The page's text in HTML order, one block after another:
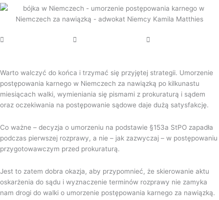
Warto walczyć do końca i trzymać się przyjętej strategii. Umorzenie
postępowania karnego w Niemczech za nawiązką po kilkunastu
miesiącach walki, wymieniania się pismami z prokuraturą i sądem
oraz oczekiwania na postępowanie sądowe daje dużą satysfakcję.
Co ważne – decyzja o umorzeniu na podstawie §153a StPO zapadła
podczas pierwszej rozprawy, a nie – jak zazwyczaj – w postępowaniu
przygotowawczym przed prokuraturą.
Jest to zatem dobra okazja, aby przypomnieć, że skierowanie aktu
oskarżenia do sądu i wyznaczenie terminów rozprawy nie zamyka
nam drogi do walki o umorzenie postępowania karnego za nawiązką.